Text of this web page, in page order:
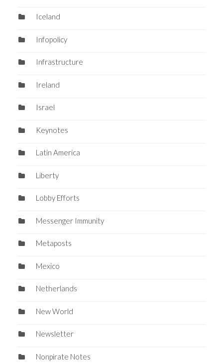
Iceland
Infopolicy
Infrastructure
Ireland
Israel
Keynotes
Latin America
Liberty
Lobby Efforts
Messenger Immunity
Metaposts
Mexico
Netherlands
New World
Newsletter
Nonpirate Notes